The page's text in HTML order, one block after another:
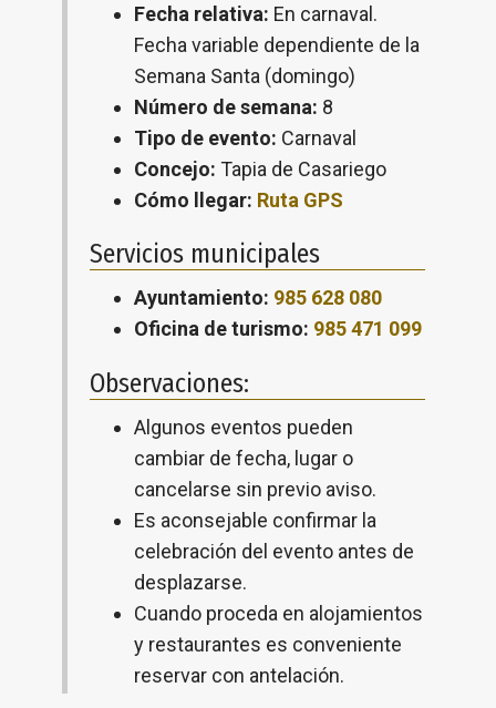
Fecha relativa: En carnaval.
Fecha variable dependiente de la
Semana Santa (domingo)
Número de semana: 8
Tipo de evento: Carnaval
Concejo: Tapia de Casariego
Cómo llegar: Ruta GPS
Servicios municipales
Ayuntamiento: 985 628 080
Oficina de turismo: 985 471 099
Observaciones:
Algunos eventos pueden
cambiar de fecha, lugar o
cancelarse sin previo aviso.
Es aconsejable confirmar la
celebración del evento antes de
desplazarse.
Cuando proceda en alojamientos
y restaurantes es conveniente
reservar con antelación.